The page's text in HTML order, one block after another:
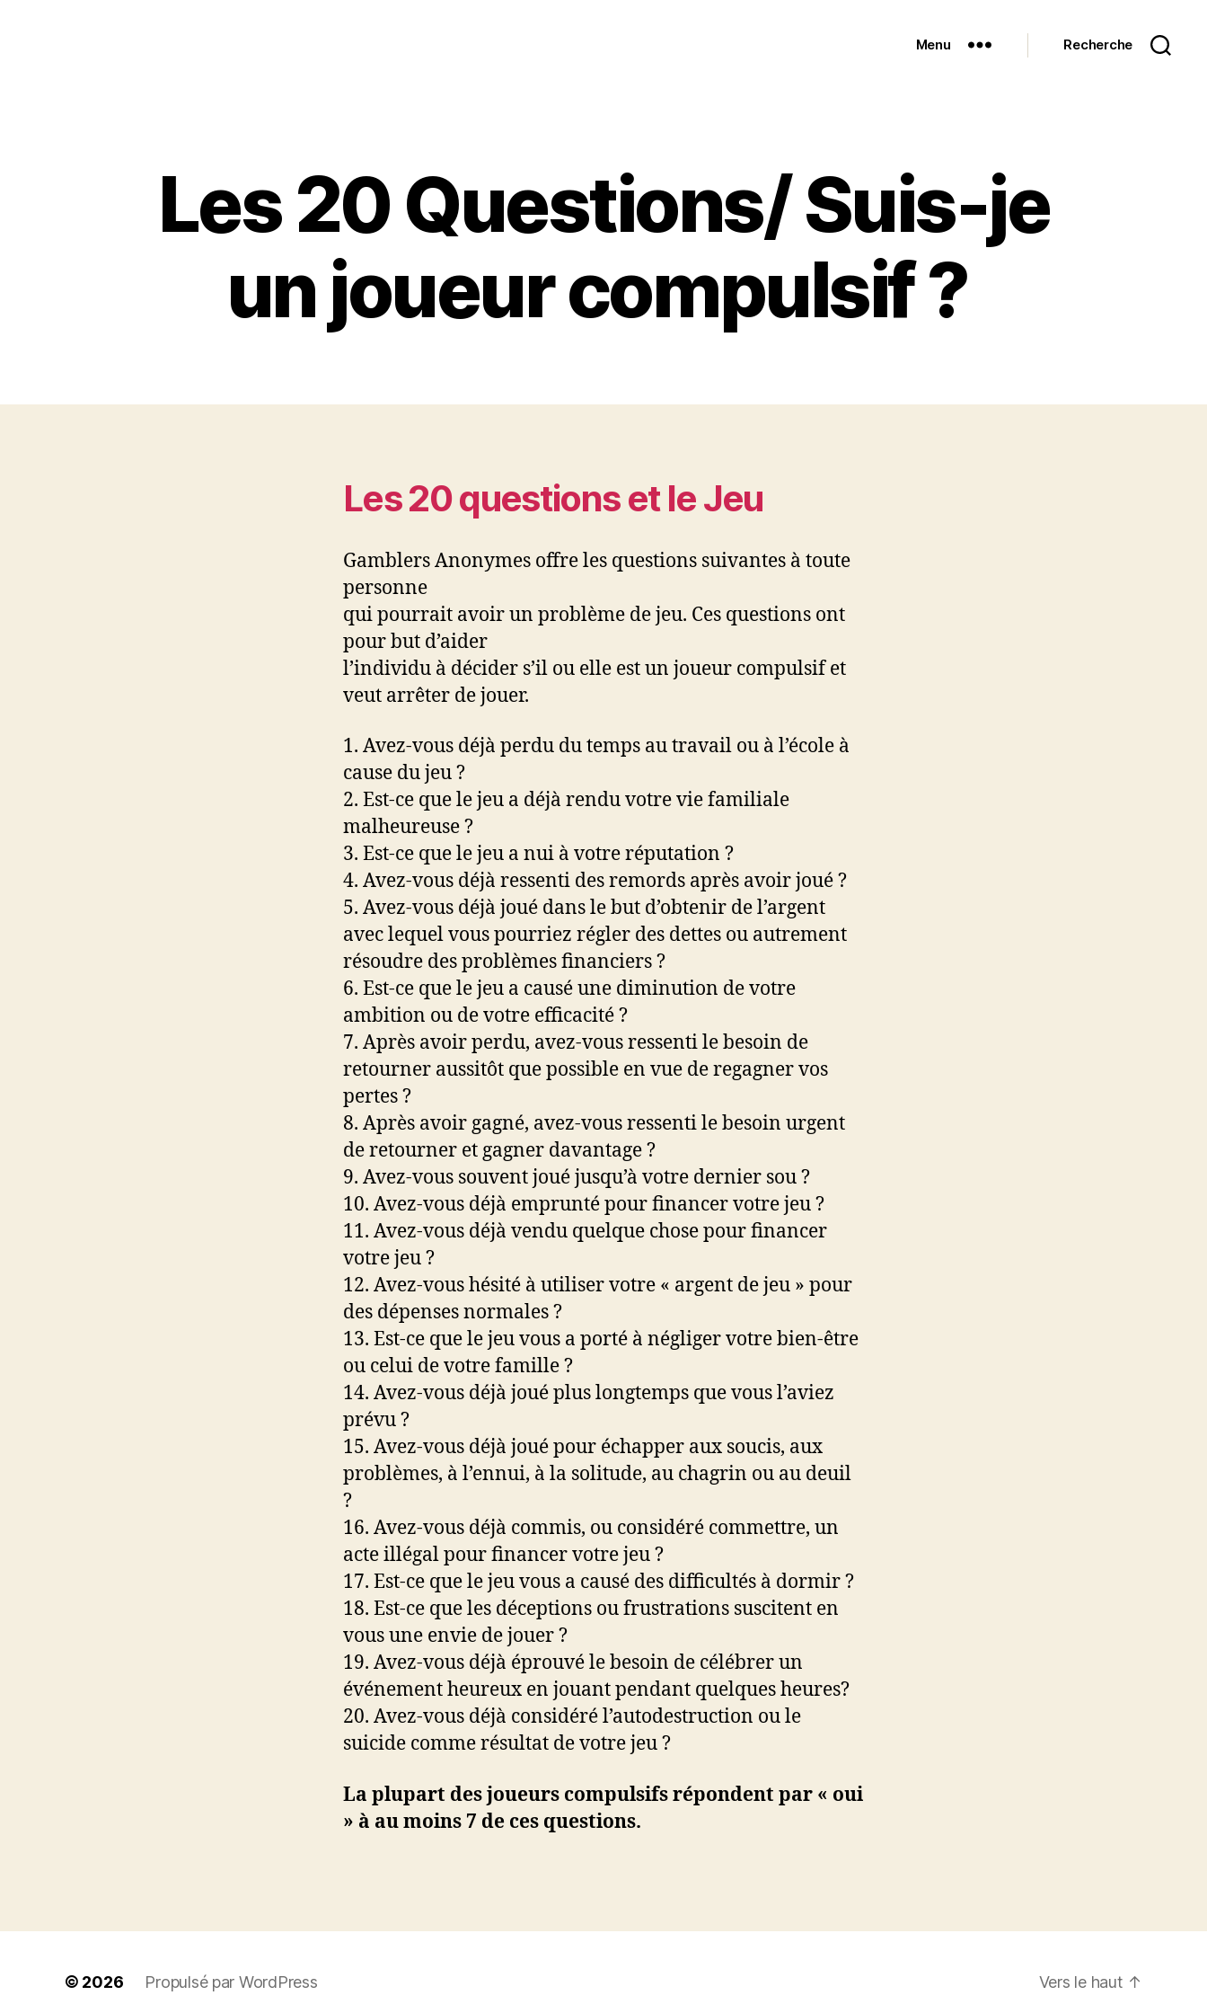
Menu Recherche
Les 20 Questions/ Suis-je
un joueur compulsif ?
Les 20 questions et le Jeu
Gamblers Anonymes offre les questions suivantes à toute
personne
qui pourrait avoir un problème de jeu. Ces questions ont
pour but d’aider
l’individu à décider s’il ou elle est un joueur compulsif et
veut arrêter de jouer.
1. Avez-vous déjà perdu du temps au travail ou à l’école à
cause du jeu ?
2. Est-ce que le jeu a déjà rendu votre vie familiale
malheureuse ?
3. Est-ce que le jeu a nui à votre réputation ?
4. Avez-vous déjà ressenti des remords après avoir joué ?
5. Avez-vous déjà joué dans le but d’obtenir de l’argent
avec lequel vous pourriez régler des dettes ou autrement
résoudre des problèmes financiers ?
6. Est-ce que le jeu a causé une diminution de votre
ambition ou de votre efficacité ?
7. Après avoir perdu, avez-vous ressenti le besoin de
retourner aussitôt que possible en vue de regagner vos
pertes ?
8. Après avoir gagné, avez-vous ressenti le besoin urgent
de retourner et gagner davantage ?
9. Avez-vous souvent joué jusqu’à votre dernier sou ?
10. Avez-vous déjà emprunté pour financer votre jeu ?
11. Avez-vous déjà vendu quelque chose pour financer
votre jeu ?
12. Avez-vous hésité à utiliser votre « argent de jeu » pour
des dépenses normales ?
13. Est-ce que le jeu vous a porté à négliger votre bien-être
ou celui de votre famille ?
14. Avez-vous déjà joué plus longtemps que vous l’aviez
prévu ?
15. Avez-vous déjà joué pour échapper aux soucis, aux
problèmes, à l’ennui, à la solitude, au chagrin ou au deuil
?
16. Avez-vous déjà commis, ou considéré commettre, un
acte illégal pour financer votre jeu ?
17. Est-ce que le jeu vous a causé des difficultés à dormir ?
18. Est-ce que les déceptions ou frustrations suscitent en
vous une envie de jouer ?
19. Avez-vous déjà éprouvé le besoin de célébrer un
événement heureux en jouant pendant quelques heures?
20. Avez-vous déjà considéré l’autodestruction ou le
suicide comme résultat de votre jeu ?
La plupart des joueurs compulsifs répondent par « oui
» à au moins 7 de ces questions.
© 2026 Propulsé par WordPress Vers le haut ↑